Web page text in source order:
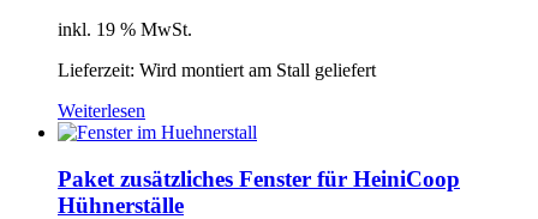
inkl. 19 % MwSt.
Lieferzeit: Wird montiert am Stall geliefert
Weiterlesen
Paket zusätzliches Fenster für HeiniCoop
Hühnerställe